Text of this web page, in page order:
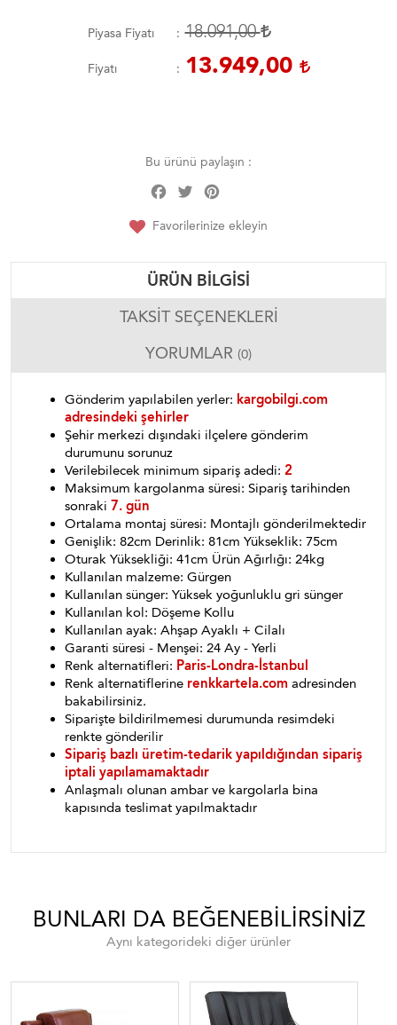
Piyasa Fiyatı 18.091,00
Fiyatı 13.949,00
Bu ürünü paylaşın :
Facebook
Twitter
Favorilerinize ekleyin
ÜRÜN BILGISI
TAKSIT SEÇENEKLERI
YORUMLAR (0)
Gönderim yapılabilen yerler: kargobilgi.com
adresindeki şehirler
Şehir merkezi dışındaki ilçelere gönderim
durumunu sorunuz
Verilebilecek minimum sipariş adedi: 2
Maksimum kargolanma süresi: Sipariş tarihinden
sonraki 7. gün
Ortalama montaj süresi: Montajlı gönderilmektedir
Genişlik: 82cm Derinlik: 81cm Yükseklik: 75cm
Oturak Yüksekliği: 41cm Ürün Ağırlığı: 24kg
Kullanılan malzeme: Gürgen
Kullanılan sünger: Yüksek yoğunluklu gri sünger
Kullanılan kol: Döşeme Kollu
Kullanılan ayak: Ahşap Ayaklı + Cilalı
Garanti süresi - Menşei: 24 Ay - Yerli
Renk alternatifleri: Paris-Londra-İstanbul
Renk alternatiflerine renkkartela.com adresinden
bakabilirsiniz.
Siparişte bildirilmemesi durumunda resimdeki
renkte gönderilir
Sipariş bazlı üretim-tedarik yapıldığından sipariş
iptali yapılamamaktadır
Anlaşmalı olunan ambar ve kargolarla bina
kapısında teslimat yapılmaktadır
BUNLARI DA BEĞENEBILIRSINIZ
Aynı kategorideki diğer ürünler